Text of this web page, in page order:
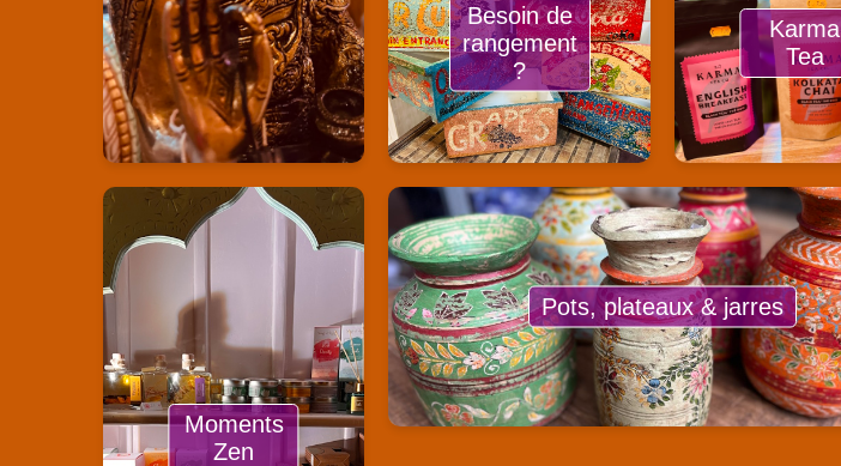
Besoin de
rangement
?
Karma
Tea
Moments
Zen
Pots, plateaux & jarres